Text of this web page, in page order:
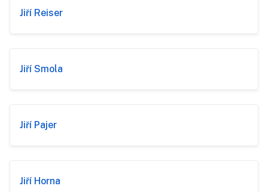
Jiří Reiser
Jiří Smola
Jiří Pajer
Jiří Horna